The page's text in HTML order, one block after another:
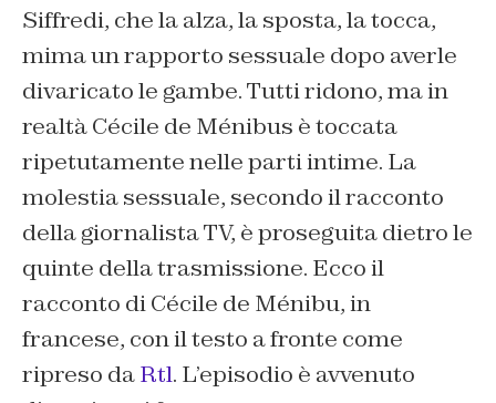
Siffredi, che la alza, la sposta, la tocca,
mima un rapporto sessuale dopo averle
divaricato le gambe. Tutti ridono, ma in
realtà Cécile de Ménibus è toccata
ripetutamente nelle parti intime. La
molestia sessuale, secondo il racconto
della giornalista TV, è proseguita dietro le
quinte della trasmissione. Ecco il
racconto di Cécile de Ménibu, in
francese, con il testo a fronte come
ripreso daRtl. L’episodio è avvenuto